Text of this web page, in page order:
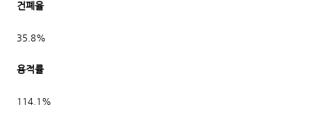
건폐율
35.8%
용적률
114.1%